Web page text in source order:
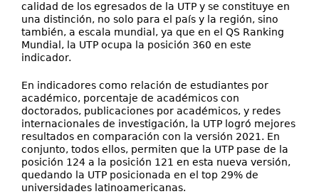
calidad de los egresados de la UTP y se constituye en
una distinción, no solo para el país y la región, sino
también, a escala mundial, ya que en el QS Ranking
Mundial, la UTP ocupa la posición 360 en este
indicador.
En indicadores como relación de estudiantes por
académico, porcentaje de académicos con
doctorados, publicaciones por académicos, y redes
internacionales de investigación, la UTP logró mejores
resultados en comparación con la versión 2021. En
conjunto, todos ellos, permiten que la UTP pase de la
posición 124 a la posición 121 en esta nueva versión,
quedando la UTP posicionada en el top 29% de
universidades latinoamericanas.